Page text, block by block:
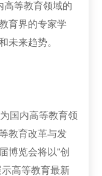
高等教育领域的
育界的专家学
未来趋势。
国内高等教育领
教育改革与发
博览会将以“创
高等教育最新